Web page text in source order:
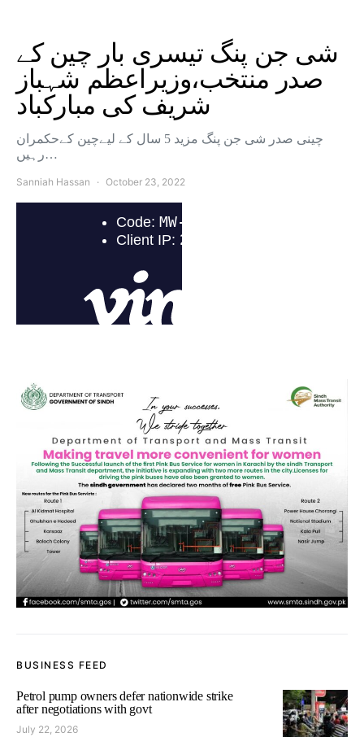
شی جن پنگ تیسری بار چین کے
صدر منتخب،وزیراعظم شہباز
شریف کی مبارکباد
چینی صدر شی جن پنگ مزید 5 سال کے لیےچین کےحکمران
رہیں…
Sanniah Hassan October 23, 2022
BUSINESS FEED
Petrol pump owners defer nationwide strike
after negotiations with govt
July 22, 2026